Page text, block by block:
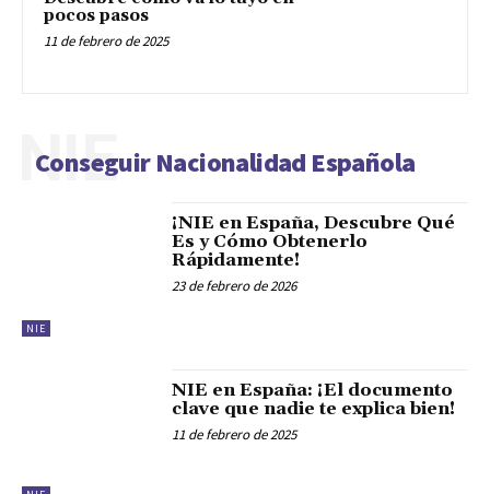
pocos pasos
11 de febrero de 2025
Conseguir Nacionalidad Española
NIE
NIE
¡NIE en España, Descubre Qué
Es y Cómo Obtenerlo
Rápidamente!
23 de febrero de 2026
NIE en España: ¡El documento
clave que nadie te explica bien!
11 de febrero de 2025